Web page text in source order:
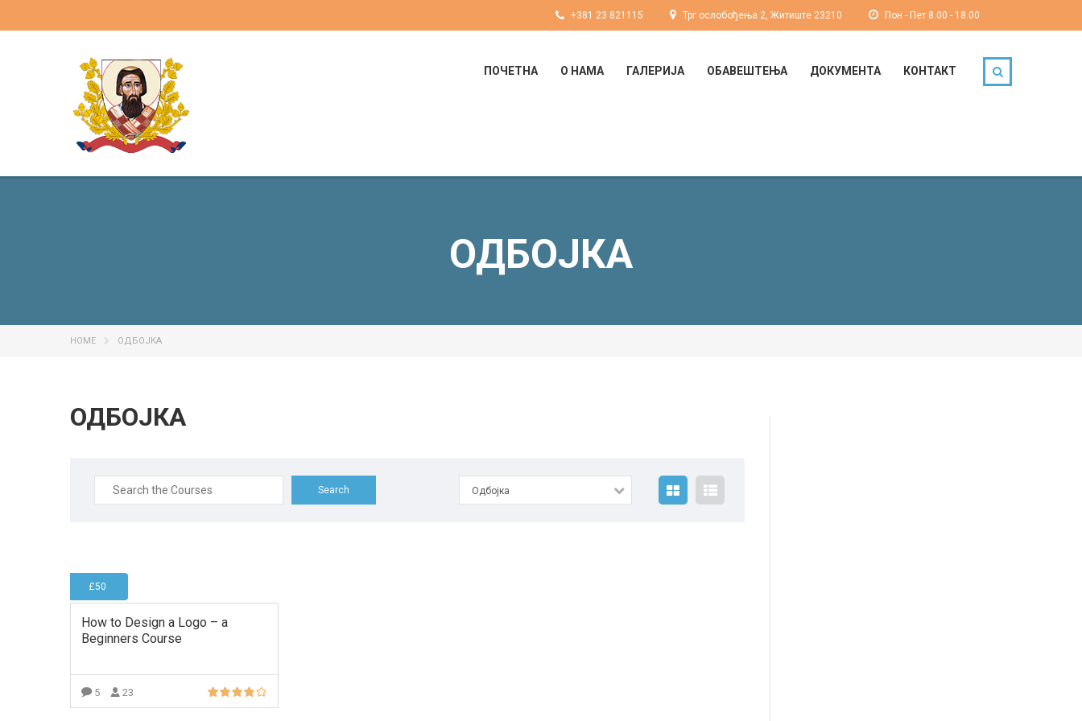
Пон - Пет 8.00 - 18.00
Трг ослобођења 2, Житиште 23210
+381 23 821115
ПОЧЕТНА О НАМА ГАЛЕРИЈА ОБАВЕШТЕЊА ДОКУМЕНТА КОНТАКТ
ОДБОЈКА
HOME ОДБОЈКА
ОДБОЈКА
Search
for:
Одбојка
£50
How to Design a Logo – a
Beginners Course
5 23